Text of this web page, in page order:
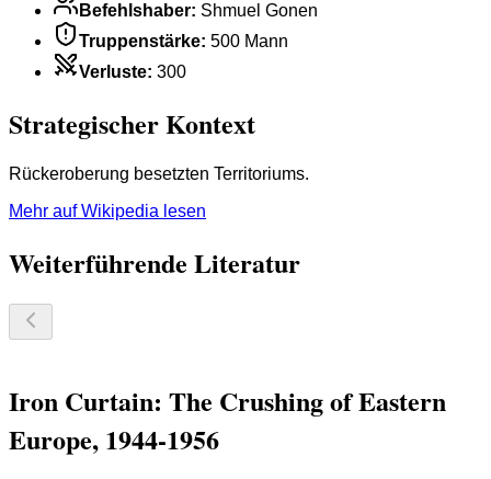
Befehlshaber: Shmuel Gonen
Truppenstärke: 500 Mann
Verluste: 300
Strategischer Kontext
Rückeroberung besetzten Territoriums.
Mehr auf Wikipedia lesen
Weiterführende Literatur
Iron Curtain: The Crushing of Eastern
Europe, 1944-1956